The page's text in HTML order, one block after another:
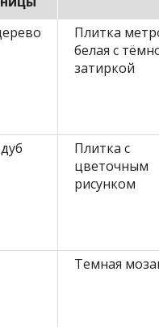
Плитка
белая с
затиркой
Плитка с
цветочным
рисунком
Темная